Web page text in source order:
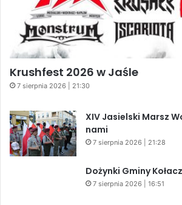
Krushfest 2026 w Jaśle
7 sierpnia 2026 | 21:30
XIV Jasielski Marsz
nami
7 sierpnia 2026 | 21:28
Dożynki Gminy
7 sierpnia 2026 | 16:51